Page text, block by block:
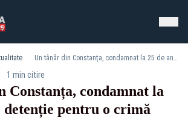
Un tânăr din Constanța, condamnat la 25 de ani de detenție pentru o crimă șocantă
1 min citire
Constanța, condamnat la
detenție pentru o crimă